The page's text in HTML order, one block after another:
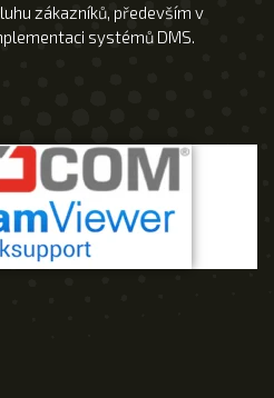
zákazníků, především v
systémů DMS.